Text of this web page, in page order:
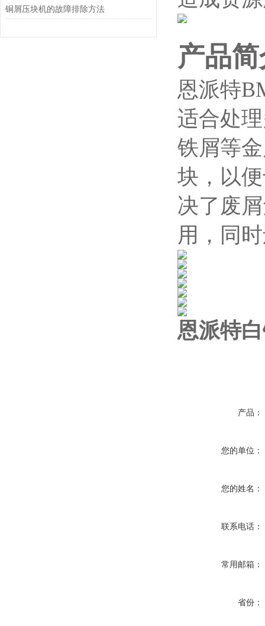
铜屑压块机的故障排除方法
产品
恩派特
适合处
铁屑等
块，以
决了废
用，同
恩派特
产品：
您的单位：
您的姓名：
联系电话：
常用邮箱：
省份：